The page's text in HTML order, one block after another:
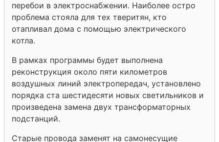
перебои в электроснабжении. Наиболее остро
проблема стояла для тех тверитян, кто
отапливал дома с помощью электрического
котла.
В рамках программы будет выполнена
реконструкция около пяти километров
воздушных линий электропередач, установлено
порядка ста шестидесяти новых светильников и
произведена замена двух трансформаторных
подстанций.
Старые провода заменят на самонесущие